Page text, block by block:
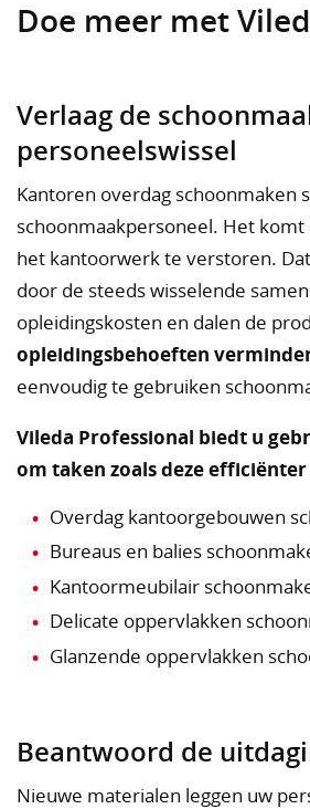
Doe meer met
Verlaag de
personeelswissel
Kantoren overdag schoonmaken
schoonmaakpersoneel. Het
het kantoorwerk te verstoren.
door de steeds wisselende
opleidingskosten en dalen de
opleidingsbehoeften
eenvoudig te gebruiken
Vileda Professional biedt u
om taken zoals deze
Overdag kantoorgebouwen
Bureaus en balies
Kantoormeubilair
Delicate oppervlakken
Glanzende oppervlakken
Beantwoord de
Nieuwe materialen leggen uw